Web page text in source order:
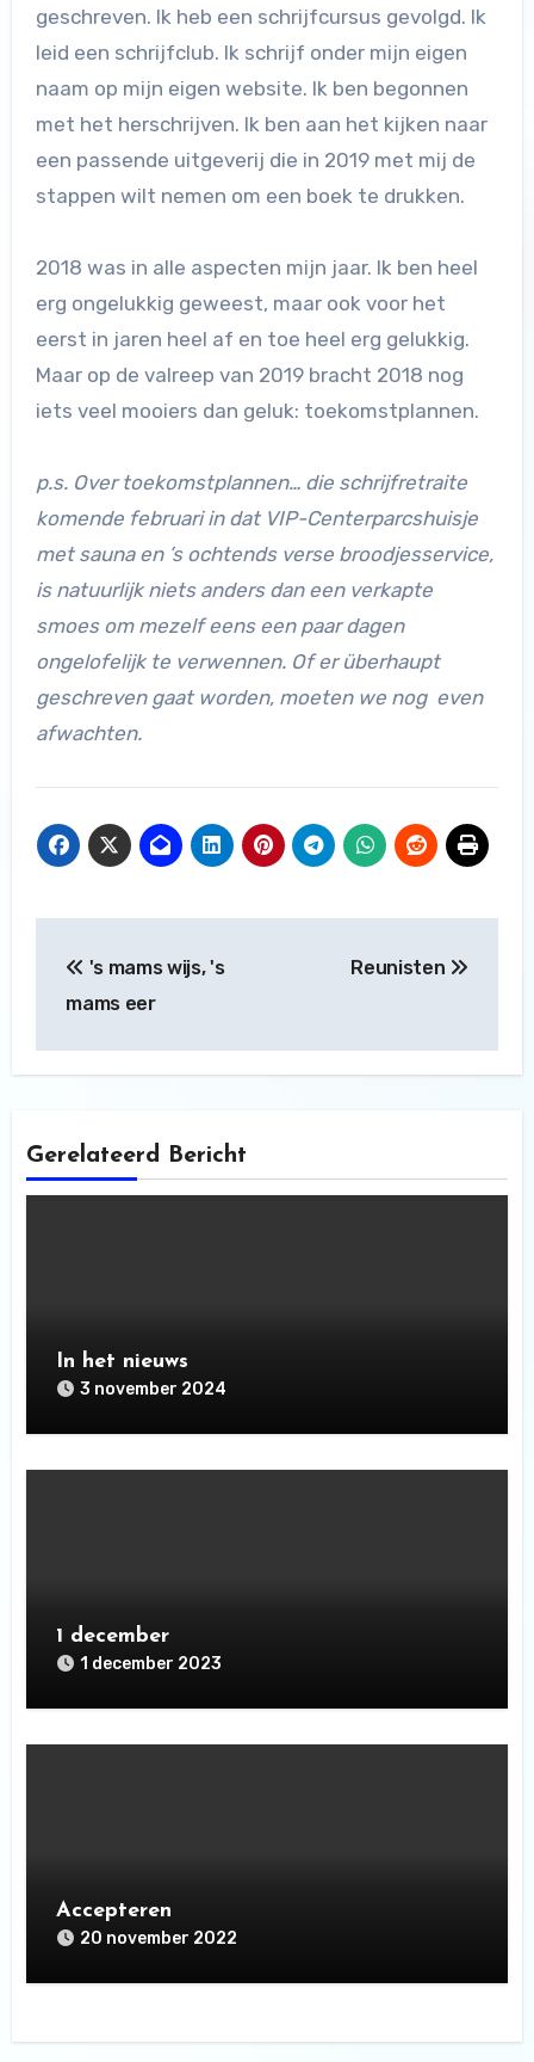
geschreven. Ik heb een schrijfcursus gevolgd. Ik
leid een schrijfclub. Ik schrijf onder mijn eigen
naam op mijn eigen website. Ik ben begonnen
met het herschrijven. Ik ben aan het kijken naar
een passende uitgeverij die in 2019 met mij de
stappen wilt nemen om een boek te drukken.
2018 was in alle aspecten mijn jaar. Ik ben heel
erg ongelukkig geweest, maar ook voor het
eerst in jaren heel af en toe heel erg gelukkig.
Maar op de valreep van 2019 bracht 2018 nog
iets veel mooiers dan geluk: toekomstplannen.
p.s. Over toekomstplannen… die schrijfretraite
komende februari in dat VIP-Centerparcshuisje
met sauna en ’s ochtends verse broodjesservice,
is natuurlijk niets anders dan een verkapte
smoes om mezelf eens een paar dagen
ongelofelijk te verwennen. Of er überhaupt
geschreven gaat worden, moeten we nog even
afwachten.
navigatie
's mams wijs, 's
mams eer
Reunisten
Gerelateerd Bericht
In het nieuws
3 november 2024
1 december
1 december 2023
Accepteren
20 november 2022